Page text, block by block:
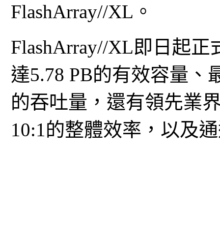
FlashArray//XL。
FlashArray//XL即日起
達5.78 PB的有效容量、
的吞吐量，還有領先業
10:1的整體效率，以及